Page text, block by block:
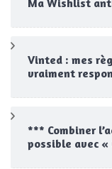
Ma Wishlist
Vinted : mes
vraiment
*** Combiner
possible avec